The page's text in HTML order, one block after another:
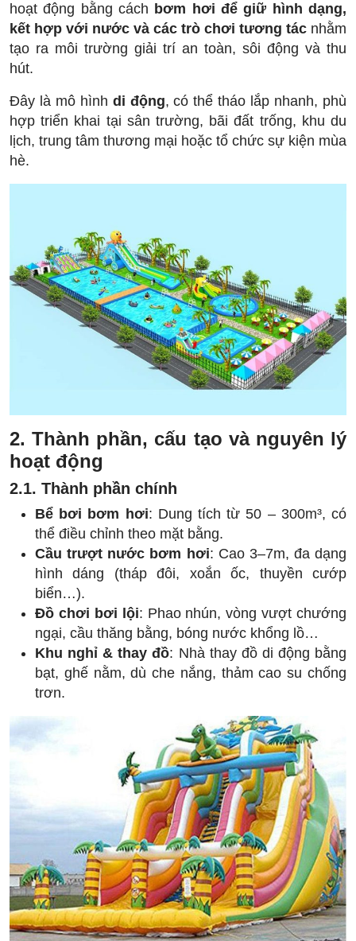
hoạt động bằng cách bơm hơi để giữ hình dạng,
kết hợp với nước và các trò chơi tương tác nhằm
tạo ra môi trường giải trí an toàn, sôi động và thu
hút.
Đây là mô hình di động, có thể tháo lắp nhanh, phù
hợp triển khai tại sân trường, bãi đất trống, khu du
lịch, trung tâm thương mại hoặc tổ chức sự kiện mùa
hè.
2. Thành phần, cấu tạo và nguyên lý
hoạt động
2.1. Thành phần chính
Bể bơi bơm hơi: Dung tích từ 50 – 300m³, có
thể điều chỉnh theo mặt bằng.
Cầu trượt nước bơm hơi: Cao 3–7m, đa dạng
hình dáng (tháp đôi, xoắn ốc, thuyền cướp
biển…).
Đồ chơi bơi lội: Phao nhún, vòng vượt chướng
ngại, cầu thăng bằng, bóng nước khổng lồ…
Khu nghỉ & thay đồ: Nhà thay đồ di động bằng
bạt, ghế nằm, dù che nắng, thảm cao su chống
trơn.